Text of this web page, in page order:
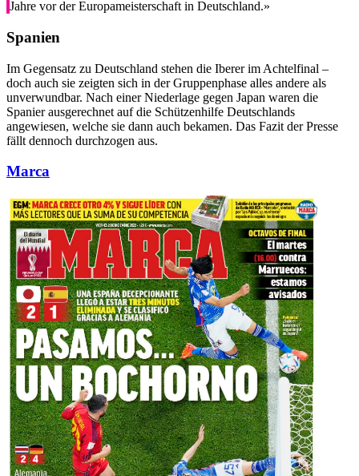
Jahre vor der Europameisterschaft in Deutschland.»
Spanien
Im Gegensatz zu Deutschland stehen die Iberer im Achtelfinal –
doch auch sie zeigten sich in der Gruppenphase alles andere als
unverwundbar. Nach einer Niederlage gegen Japan waren die
Spanier ausgerechnet auf die Schützenhilfe Deutschlands
angewiesen, welche sie dann auch bekamen. Das Fazit der Presse
fällt dennoch durchzogen aus.
Marca